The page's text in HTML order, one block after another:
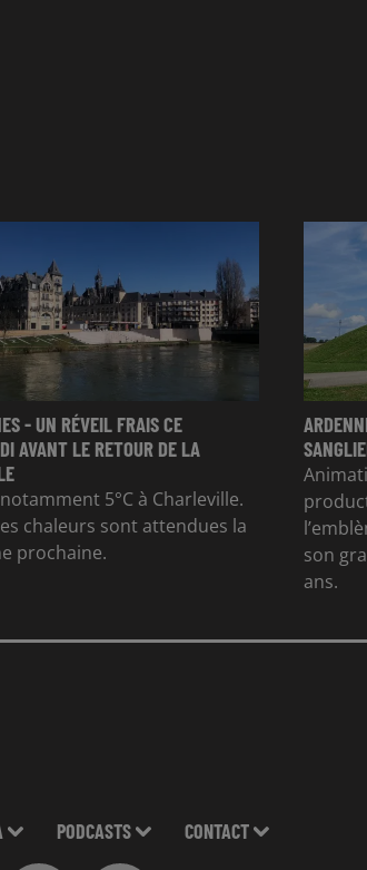
- UN RÉVEIL FRAIS CE
AVANT LE RETOUR DE LA
5°C à Charleville.
chaleurs sont attendues la
prochaine.
son
ans.
PODCASTS CONTACT